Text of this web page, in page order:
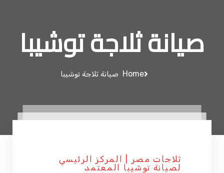
صيانة ثلاجة توشيبا
Home صيانة ثلاجة توشيبا
ثلاجات مصر | المركز الرئيسي
لصيانة توشيبا المعتمد